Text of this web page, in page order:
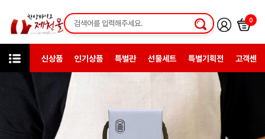
0
신상품 인기상품 특별관 선물세트 특별기획전 고객센터
카테고리 한방일반제품